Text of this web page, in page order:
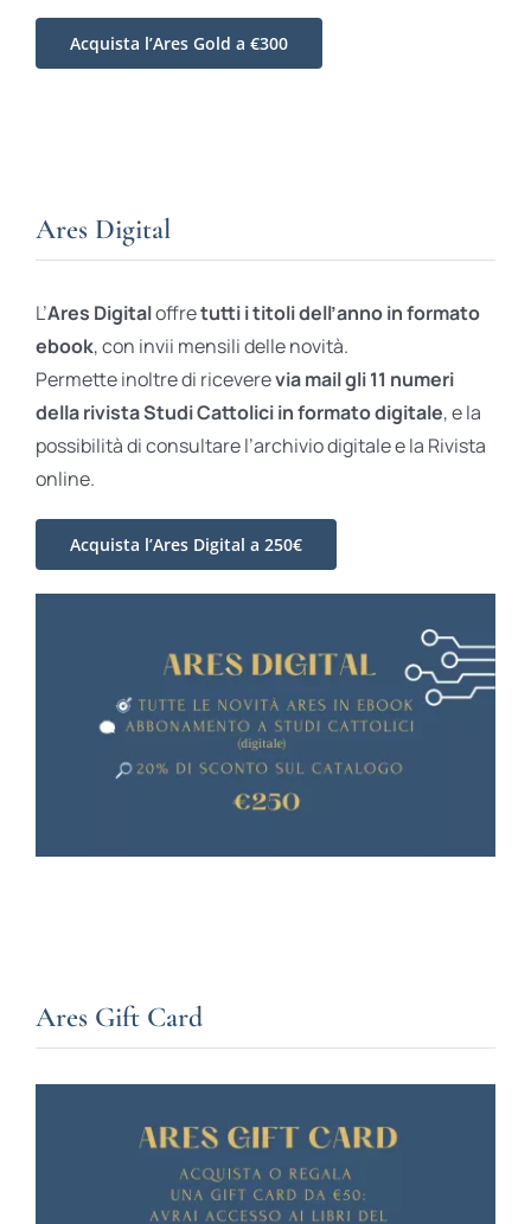
Acquista l’Ares Gold a €300
Ares Digital
L’Ares Digitaloffretutti i titoli dell’anno in formato
ebook, con invii mensili delle novità.
Permette inoltre di riceverevia mail gli 11 numeri
della rivista Studi Cattolici in formato digitale, e la
possibilità di consultare l’archivio digitale e la Rivista
online.
Acquista l’Ares Digital a 250€
Ares Gift Card